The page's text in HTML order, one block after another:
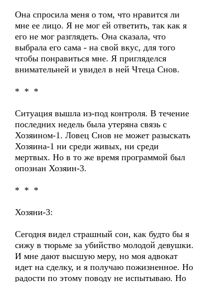
Она спросила меня о том, что нравится ли
мне ее лицо. Я не мог ей ответить, так как я
его не мог разглядеть. Она сказала, что
выбрала его сама - на свой вкус, для того
чтобы понравиться мне. Я пригляделся
внимательней и увидел в ней Чтеца Снов.
* * *
Ситуация вышла из-под контроля. В течение
последних недель была утеряна связь с
Хозяином-1. Ловец Снов не может разыскать
Хозяина-1 ни среди живых, ни среди
мертвых. Но в то же время программой был
опознан Хозяин-3.
* * *
Хозяни-3:
Сегодня видел страшный сон, как будто бы я
сижу в тюрьме за убийство молодой девушки.
И мне дают высшую меру, но моя адвокат
идет на сделку, и я получаю пожизненное. Но
радости по этому поводу не испытываю. Но